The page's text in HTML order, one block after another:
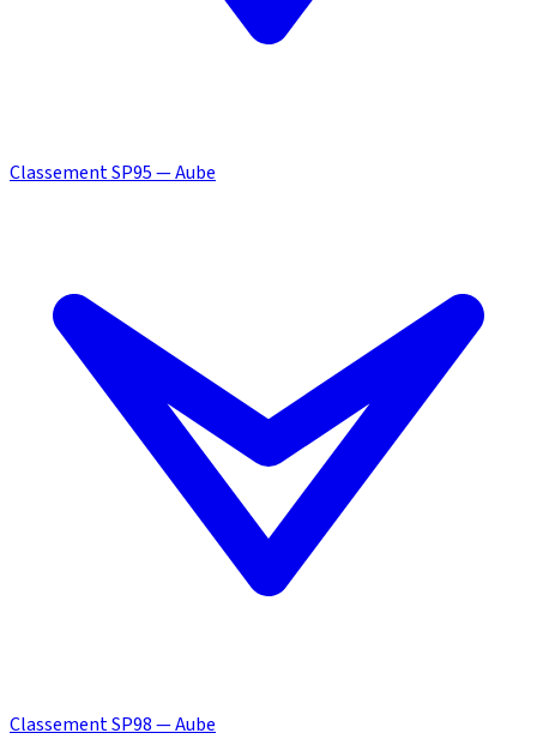
Classement SP95 — Aube
Classement SP98 — Aube